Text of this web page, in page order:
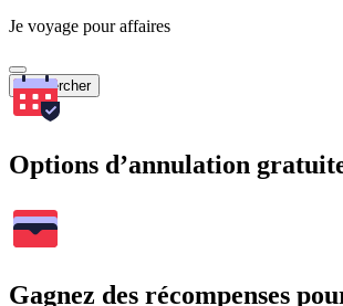
Je voyage pour affaires
Rechercher
Options d’annulation
Gagnez des récompenses